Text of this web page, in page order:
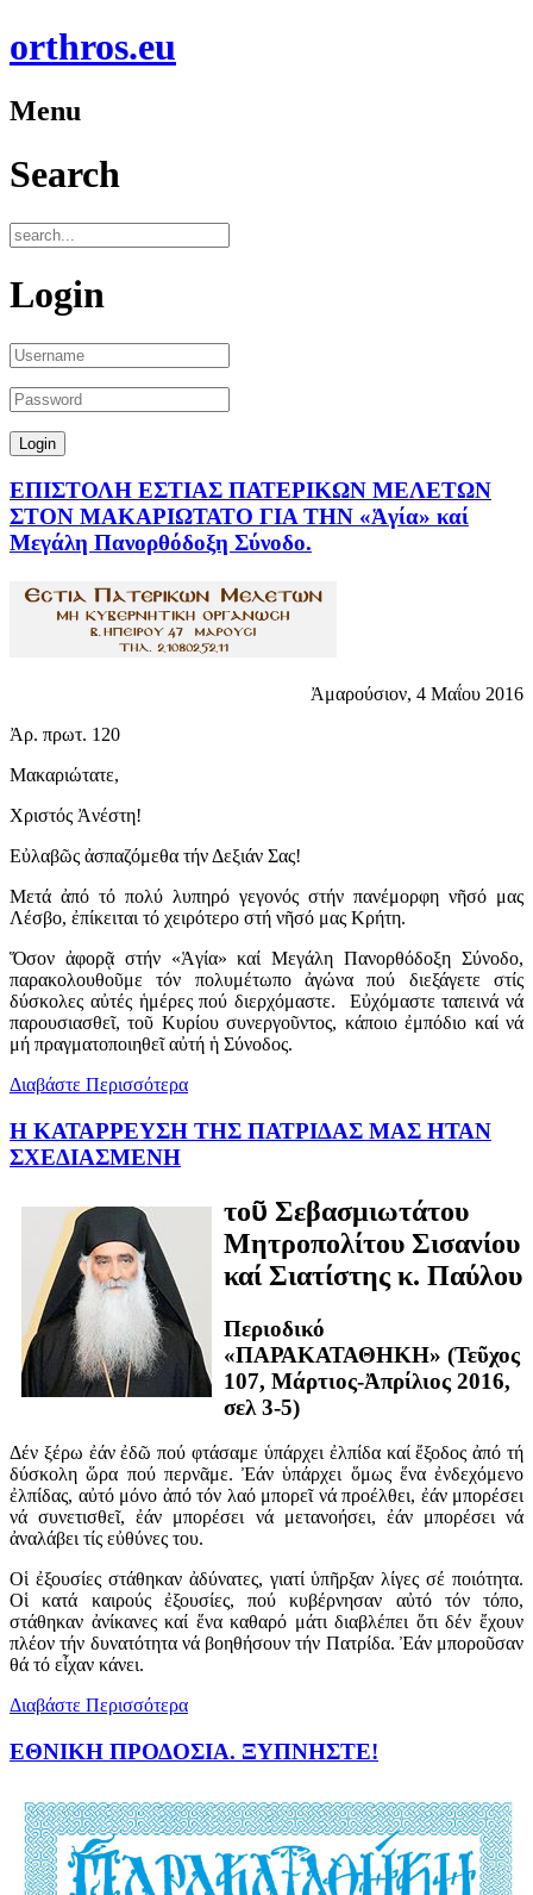
orthros.eu
Menu
Search
Login
ΕΠΙΣΤΟΛΗ ΕΣΤΙΑΣ ΠΑΤΕΡΙΚΩΝ ΜΕΛΕΤΩΝ
ΣΤΟΝ ΜΑΚΑΡΙΩΤΑΤΟ ΓΙΑ ΤΗΝ «Ἁγία» καί
Μεγάλη Πανορθόδοξη Σύνοδο.
Ἀμαρούσιον, 4 Μαΐου 2016
Ἀρ. πρωτ. 120
Μακαριώτατε,
Χριστός Ἀνέστη!
Εὐλαβῶς ἀσπαζόμεθα τήν Δεξιάν Σας!
Μετά ἀπό τό πολύ λυπηρό γεγονός στήν πανέμορφη νῆσό μας
Λέσβο, ἐπίκειται τό χειρότερο στή νῆσό μας Κρήτη.
Ὅσον ἀφορᾷ στήν «Ἁγία» καί Μεγάλη Πανορθόδοξη Σύνοδο,
παρακολουθοῦμε τόν πολυμέτωπο ἀγώνα πού διεξάγετε στίς
δύσκολες αὐτές ἡμέρες πού διερχόμαστε. Εὐχόμαστε ταπεινά νά
παρουσιασθεῖ, τοῦ Κυρίου συνεργοῦντος, κάποιο ἐμπόδιο καί νά
μή πραγματοποιηθεῖ αὐτή ἡ Σύνοδος.
Διαβάστε Περισσότερα
Η ΚΑΤΑΡΡΕΥΣΗ ΤΗΣ ΠΑΤΡΙΔΑΣ ΜΑΣ ΗΤΑΝ
ΣΧΕΔΙΑΣΜΕΝΗ
τοῦ Σεβασμιωτάτου
Μητροπολίτου Σισανίου
καί Σιατίστης κ. Παύλου
Περιοδικό
«ΠΑΡΑΚΑΤΑΘΗΚΗ» (Τεῦχος
107, Μάρτιος-Ἀπρίλιος 2016,
σελ 3-5)
Δέν ξέρω ἐάν ἐδῶ πού φτάσαμε ὑπάρχει ἐλπίδα καί ἔξοδος ἀπό τή
δύσκολη ὥρα πού περνᾶμε. Ἐάν ὑπάρχει ὅμως ἕνα ἐνδεχόμενο
ἐλπίδας, αὐτό μόνο ἀπό τόν λαό μπορεῖ νά προέλθει, ἐάν μπορέσει
νά συνετισθεῖ, ἐάν μπορέσει νά μετανοήσει, ἐάν μπορέσει νά
ἀναλάβει τίς εὐθύνες του.
Οἱ ἐξουσίες στάθηκαν ἀδύνατες, γιατί ὑπῆρξαν λίγες σέ ποιότητα.
Οἱ κατά καιρούς ἐξουσίες, πού κυβέρνησαν αὐτό τόν τόπο,
στάθηκαν ἀνίκανες καί ἕνα καθαρό μάτι διαβλέπει ὅτι δέν ἔχουν
πλέον τήν δυνατότητα νά βοηθήσουν τήν Πατρίδα. Ἐάν μποροῦσαν
θά τό εἶχαν κάνει.
Διαβάστε Περισσότερα
ΕΘΝΙΚΗ ΠΡΟΔΟΣΙΑ. ΞΥΠΝΗΣΤΕ!